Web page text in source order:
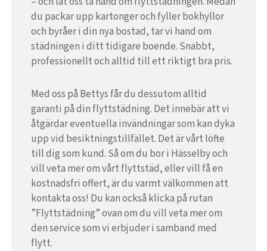
du packar upp kartonger och fyller bokhyllor
och byråer i din nya bostad, tar vi hand om
städningen i ditt tidigare boende. Snabbt,
professionellt och alltid till ett riktigt bra pris.
Med oss på Bettys får du dessutom alltid
garanti på din flyttstädning. Det innebär att vi
åtgärdar eventuella invändningar som kan dyka
upp vid besiktningstillfället. Det är vårt löfte
till dig som kund. Så om du bor i Hässelby och
vill veta mer om vårt flyttstäd, eller vill få en
kostnadsfri offert, är du varmt välkommen att
kontakta oss! Du kan också klicka på rutan
”Flyttstädning” ovan om du vill veta mer om
den service som vi erbjuder i samband med
flytt.